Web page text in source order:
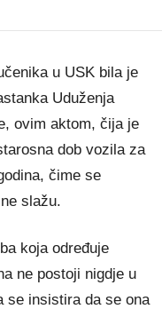
u USK bila je
Uduženja
ovim aktom, čija je
dob vozila za
čime se
slažu.
koja određuje
ne postoji nigdje u
se insistira da se ona